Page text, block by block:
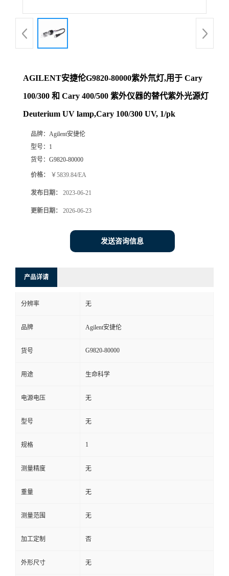
AGILENT安捷伦G9820-80000紫外氘灯,用于 Cary
100/300 和 Cary 400/500 紫外仪器的替代紫外光源灯
Deuterium UV lamp,Cary 100/300 UV, 1/pk
品牌： Agilent安捷伦
型号： 1
货号： G9820-80000
价格： ￥5839.84/EA
发布日期： 2023-06-21
更新日期： 2026-06-23
发送咨询信息
产品详请
分辨率 无
品牌 Agilent安捷伦
货号 G9820-80000
用途 生命科学
电源电压 无
型号 无
规格 1
测量精度 无
重量 无
测量范围 无
加工定制 否
外形尺寸 无